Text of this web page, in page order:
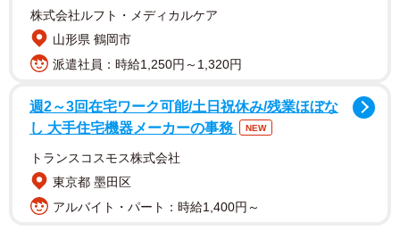
こんな感じで刺繍されています／shelfall（@shelfall）さん提供
「shelfall」（@shelfall）さんです。「妻からエプロンのプ
レゼントをもらったんだけど、謎の数式が刺繍してあった
ので、気になって増減表を書いてグラフを描いたら愛を感
株式会社ルフト・メディカルケア
山形県 鶴岡市
派遣社員：時給1,250円～1,320円
週2～3回在宅ワーク可能/土日祝休み/残業ほぼな
し 大手住宅機器メーカーの事務
NEW
トランスコスモス株式会社
東京都 墨田区
アルバイト・パート：時給1,400円～